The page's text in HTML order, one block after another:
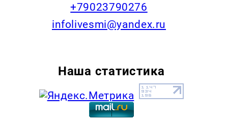
+79023790276
infolivesmi@yandex.ru
Наша статистика